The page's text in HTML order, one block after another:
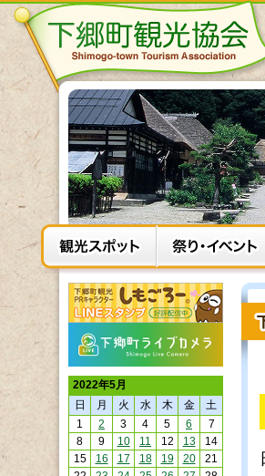
2022年5月
日
月 火 水 木 金
土
1
2 3 4 5 6
7
8
9 10 11 12 13
14
15
16 17 18 19 20
21